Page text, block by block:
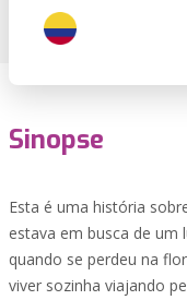
Sinopse
Esta é uma história
estava em busca de um
quando se perdeu na
viver sozinha viajando